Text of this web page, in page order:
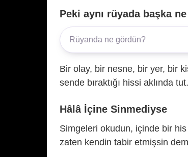
Peki aynı rüyada başka ne
Bir olay, bir nesne, bir yer, bir
sende bıraktığı hissi aklında tut.
Hâlâ İçine Sinmediyse
Simgeleri okudun, içinde bir
zaten kendin tabir etmişsin